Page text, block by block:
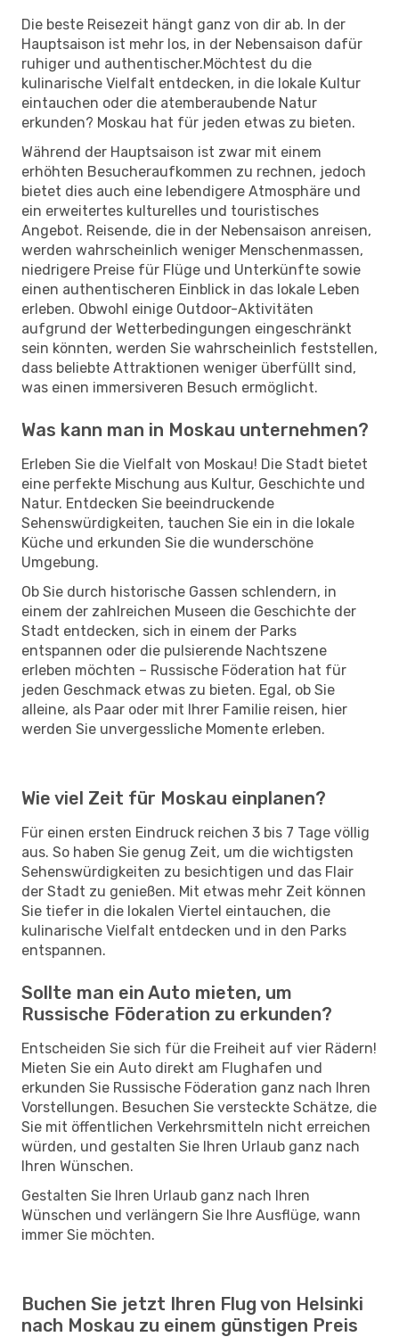
Die beste Reisezeit hängt ganz von dir ab. In der
Hauptsaison ist mehr los, in der Nebensaison dafür
ruhiger und authentischer.Möchtest du die
kulinarische Vielfalt entdecken, in die lokale Kultur
eintauchen oder die atemberaubende Natur
erkunden? Moskau hat für jeden etwas zu bieten.
Während der Hauptsaison ist zwar mit einem
erhöhten Besucheraufkommen zu rechnen, jedoch
bietet dies auch eine lebendigere Atmosphäre und
ein erweitertes kulturelles und touristisches
Angebot. Reisende, die in der Nebensaison anreisen,
werden wahrscheinlich weniger Menschenmassen,
niedrigere Preise für Flüge und Unterkünfte sowie
einen authentischeren Einblick in das lokale Leben
erleben. Obwohl einige Outdoor-Aktivitäten
aufgrund der Wetterbedingungen eingeschränkt
sein könnten, werden Sie wahrscheinlich feststellen,
dass beliebte Attraktionen weniger überfüllt sind,
was einen immersiveren Besuch ermöglicht.
Was kann man in Moskau unternehmen?
Erleben Sie die Vielfalt von Moskau! Die Stadt bietet
eine perfekte Mischung aus Kultur, Geschichte und
Natur. Entdecken Sie beeindruckende
Sehenswürdigkeiten, tauchen Sie ein in die lokale
Küche und erkunden Sie die wunderschöne
Umgebung.
Ob Sie durch historische Gassen schlendern, in
einem der zahlreichen Museen die Geschichte der
Stadt entdecken, sich in einem der Parks
entspannen oder die pulsierende Nachtszene
erleben möchten – Russische Föderation hat für
jeden Geschmack etwas zu bieten. Egal, ob Sie
alleine, als Paar oder mit Ihrer Familie reisen, hier
werden Sie unvergessliche Momente erleben.
Wie viel Zeit für Moskau einplanen?
Für einen ersten Eindruck reichen 3 bis 7 Tage völlig
aus. So haben Sie genug Zeit, um die wichtigsten
Sehenswürdigkeiten zu besichtigen und das Flair
der Stadt zu genießen. Mit etwas mehr Zeit können
Sie tiefer in die lokalen Viertel eintauchen, die
kulinarische Vielfalt entdecken und in den Parks
entspannen.
Sollte man ein Auto mieten, um
Russische Föderation zu erkunden?
Entscheiden Sie sich für die Freiheit auf vier Rädern!
Mieten Sie ein Auto direkt am Flughafen und
erkunden Sie Russische Föderation ganz nach Ihren
Vorstellungen. Besuchen Sie versteckte Schätze, die
Sie mit öffentlichen Verkehrsmitteln nicht erreichen
würden, und gestalten Sie Ihren Urlaub ganz nach
Ihren Wünschen.
Gestalten Sie Ihren Urlaub ganz nach Ihren
Wünschen und verlängern Sie Ihre Ausflüge, wann
immer Sie möchten.
Buchen Sie jetzt Ihren Flug von Helsinki
nach Moskau zu einem günstigen Preis